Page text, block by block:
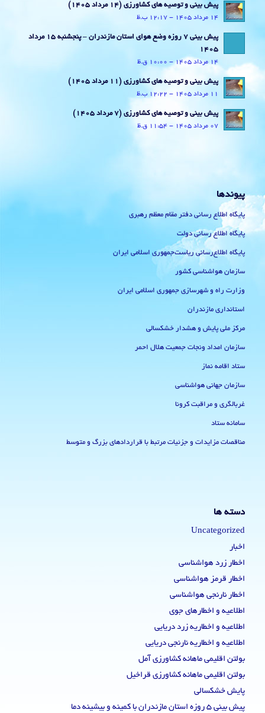
پیش بینی و توصیه های کشاورزی (14 مرداد ۱۴۰۵)
14 مرداد 1405 - 12:17 ب.ظ
پیش بینی 7 روزه وضع هوای استان مازندران – پنجشنبه 15 مرداد
1405
14 مرداد 1405 - 10:00 ق.ظ
پیش بینی و توصیه های کشاورزی (11 مرداد ۱۴۰۵)
11 مرداد 1405 - 12:22 ب.ظ
پیش بینی و توصیه های کشاورزی (7 مرداد ۱۴۰۵)
07 مرداد 1405 - 11:54 ق.ظ
پیوندها
پایگاه اطلاع رسانی دفتر مقام معظم رهبری
پایگاه اطلاع رسانی دولت
پایگاه اطلاع‌رسانی ریاست‌جمهوری اسلامی ایران
سازمان هواشناسی کشور
وزارت راه و شهرسازی جمهوری اسلامی ایران
استانداری مازندران
مرکز ملی پایش و هشدار خشکسالی
سازمان امداد ونجات جمعیت هلال احمر
ستاد اقامه نماز
سازمان جهانی هواشناسی
غربالگری و مراقبت کرونا
سامانه ستاد
مناقصات مزایدات و جزئیات مرتبط با قراردادهای بزرگ و متوسط
دسته ها
Uncategorized
اخبار
اخطار زرد هواشناسی
اخطار قرمز هواشناسی
اخطار نارنجی هواشناسی
اطلاعیه و اخطارهای جوی
اطلاعیه و اخطاریه زرد دریایی
اطلاعیه و اخطاریه نارنجی دریایی
بولتن اقلیمی ماهانه کشاورزی آمل
بولتن اقلیمی ماهانه کشاورزی قراخیل
پایش خشکسالی
پیش بینی 5 روزه استان مازندران با کمینه و بیشینه دما